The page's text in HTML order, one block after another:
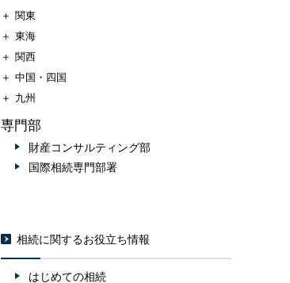
＋ 関東
＋ 東海
＋ 関西
＋ 中国・四国
＋ 九州
専門部
財産コンサルティング部
国際相続専門部署
相続に関するお役立ち情報
はじめての相続